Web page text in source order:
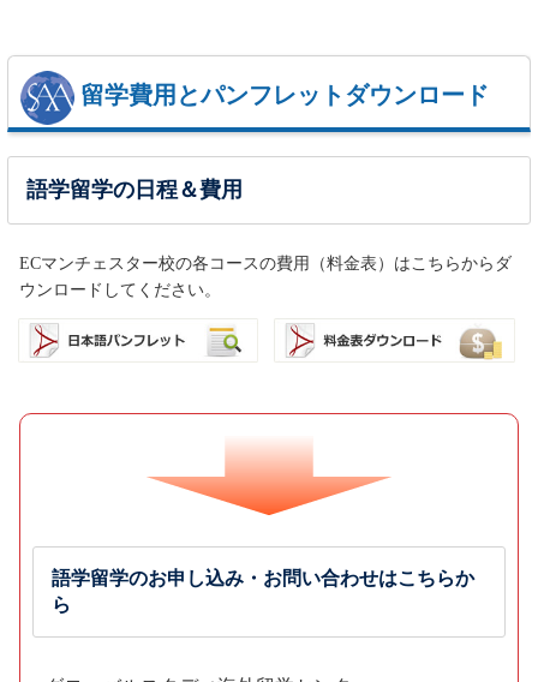
留学費用とパンフレットダウンロード
語学留学の日程＆費用
ECマンチェスター校の各コースの費用（料金表）はこちらからダ
ウンロードしてください。
語学留学のお申し込み・お問い合わせはこちらか
ら